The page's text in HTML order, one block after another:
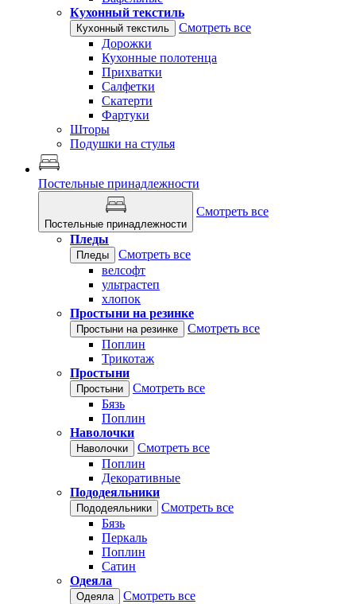
Кухонный текстиль
Кухонный текстиль
Смотреть все
Дорожки
Кухонные полотенца
Прихватки
Салфетки
Скатерти
Фартуки
Шторы
Подушки на стулья
Постельные принадлежности
Постельные принадлежности
Смотреть все
Пледы
Пледы
Смотреть все
велсофт
ультрастеп
хлопок
Простыни на резинке
Простыни на резинке
Смотреть все
Поплин
Трикотаж
Простыни
Простыни
Смотреть все
Бязь
Поплин
Наволочки
Наволочки
Смотреть все
Поплин
Декоративные
Пододеяльники
Пододеяльники
Смотреть все
Бязь
Перкаль
Поплин
Сатин
Одеяла
Одеяла
Смотреть все